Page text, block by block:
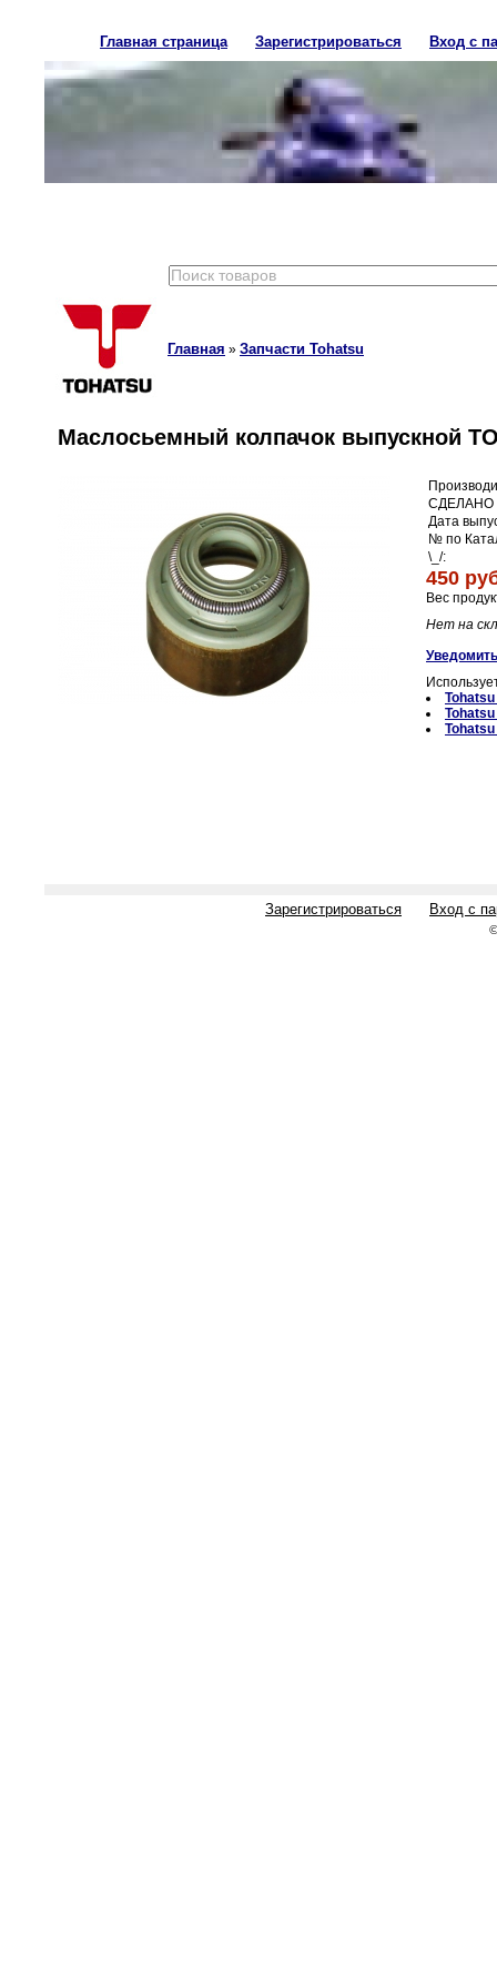
Главная страница Зарегистрироваться Вход с
Главная » Запчасти Tohatsu
Маслосьемный колпачок выпускной
СДЕЛАНО
Дата
№ по
\_/:
450
Вес
Нет на
Зарегистрироваться Вход с